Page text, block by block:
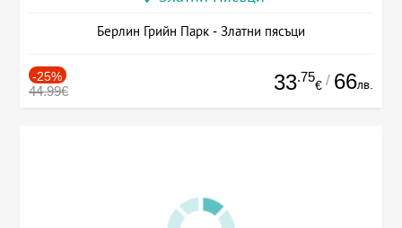
Берлин Грийн Парк - Златни пясъци
-25%
44.99€ 33.75
€ / 66лв.